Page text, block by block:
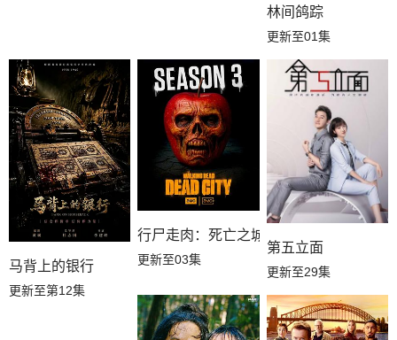
第02集
第01集
林间鸽踪
更新至01集
马背上的银行
更新至第12集
行尸走肉：死亡之城第三季
更新至03集
第五立面
更新至29集